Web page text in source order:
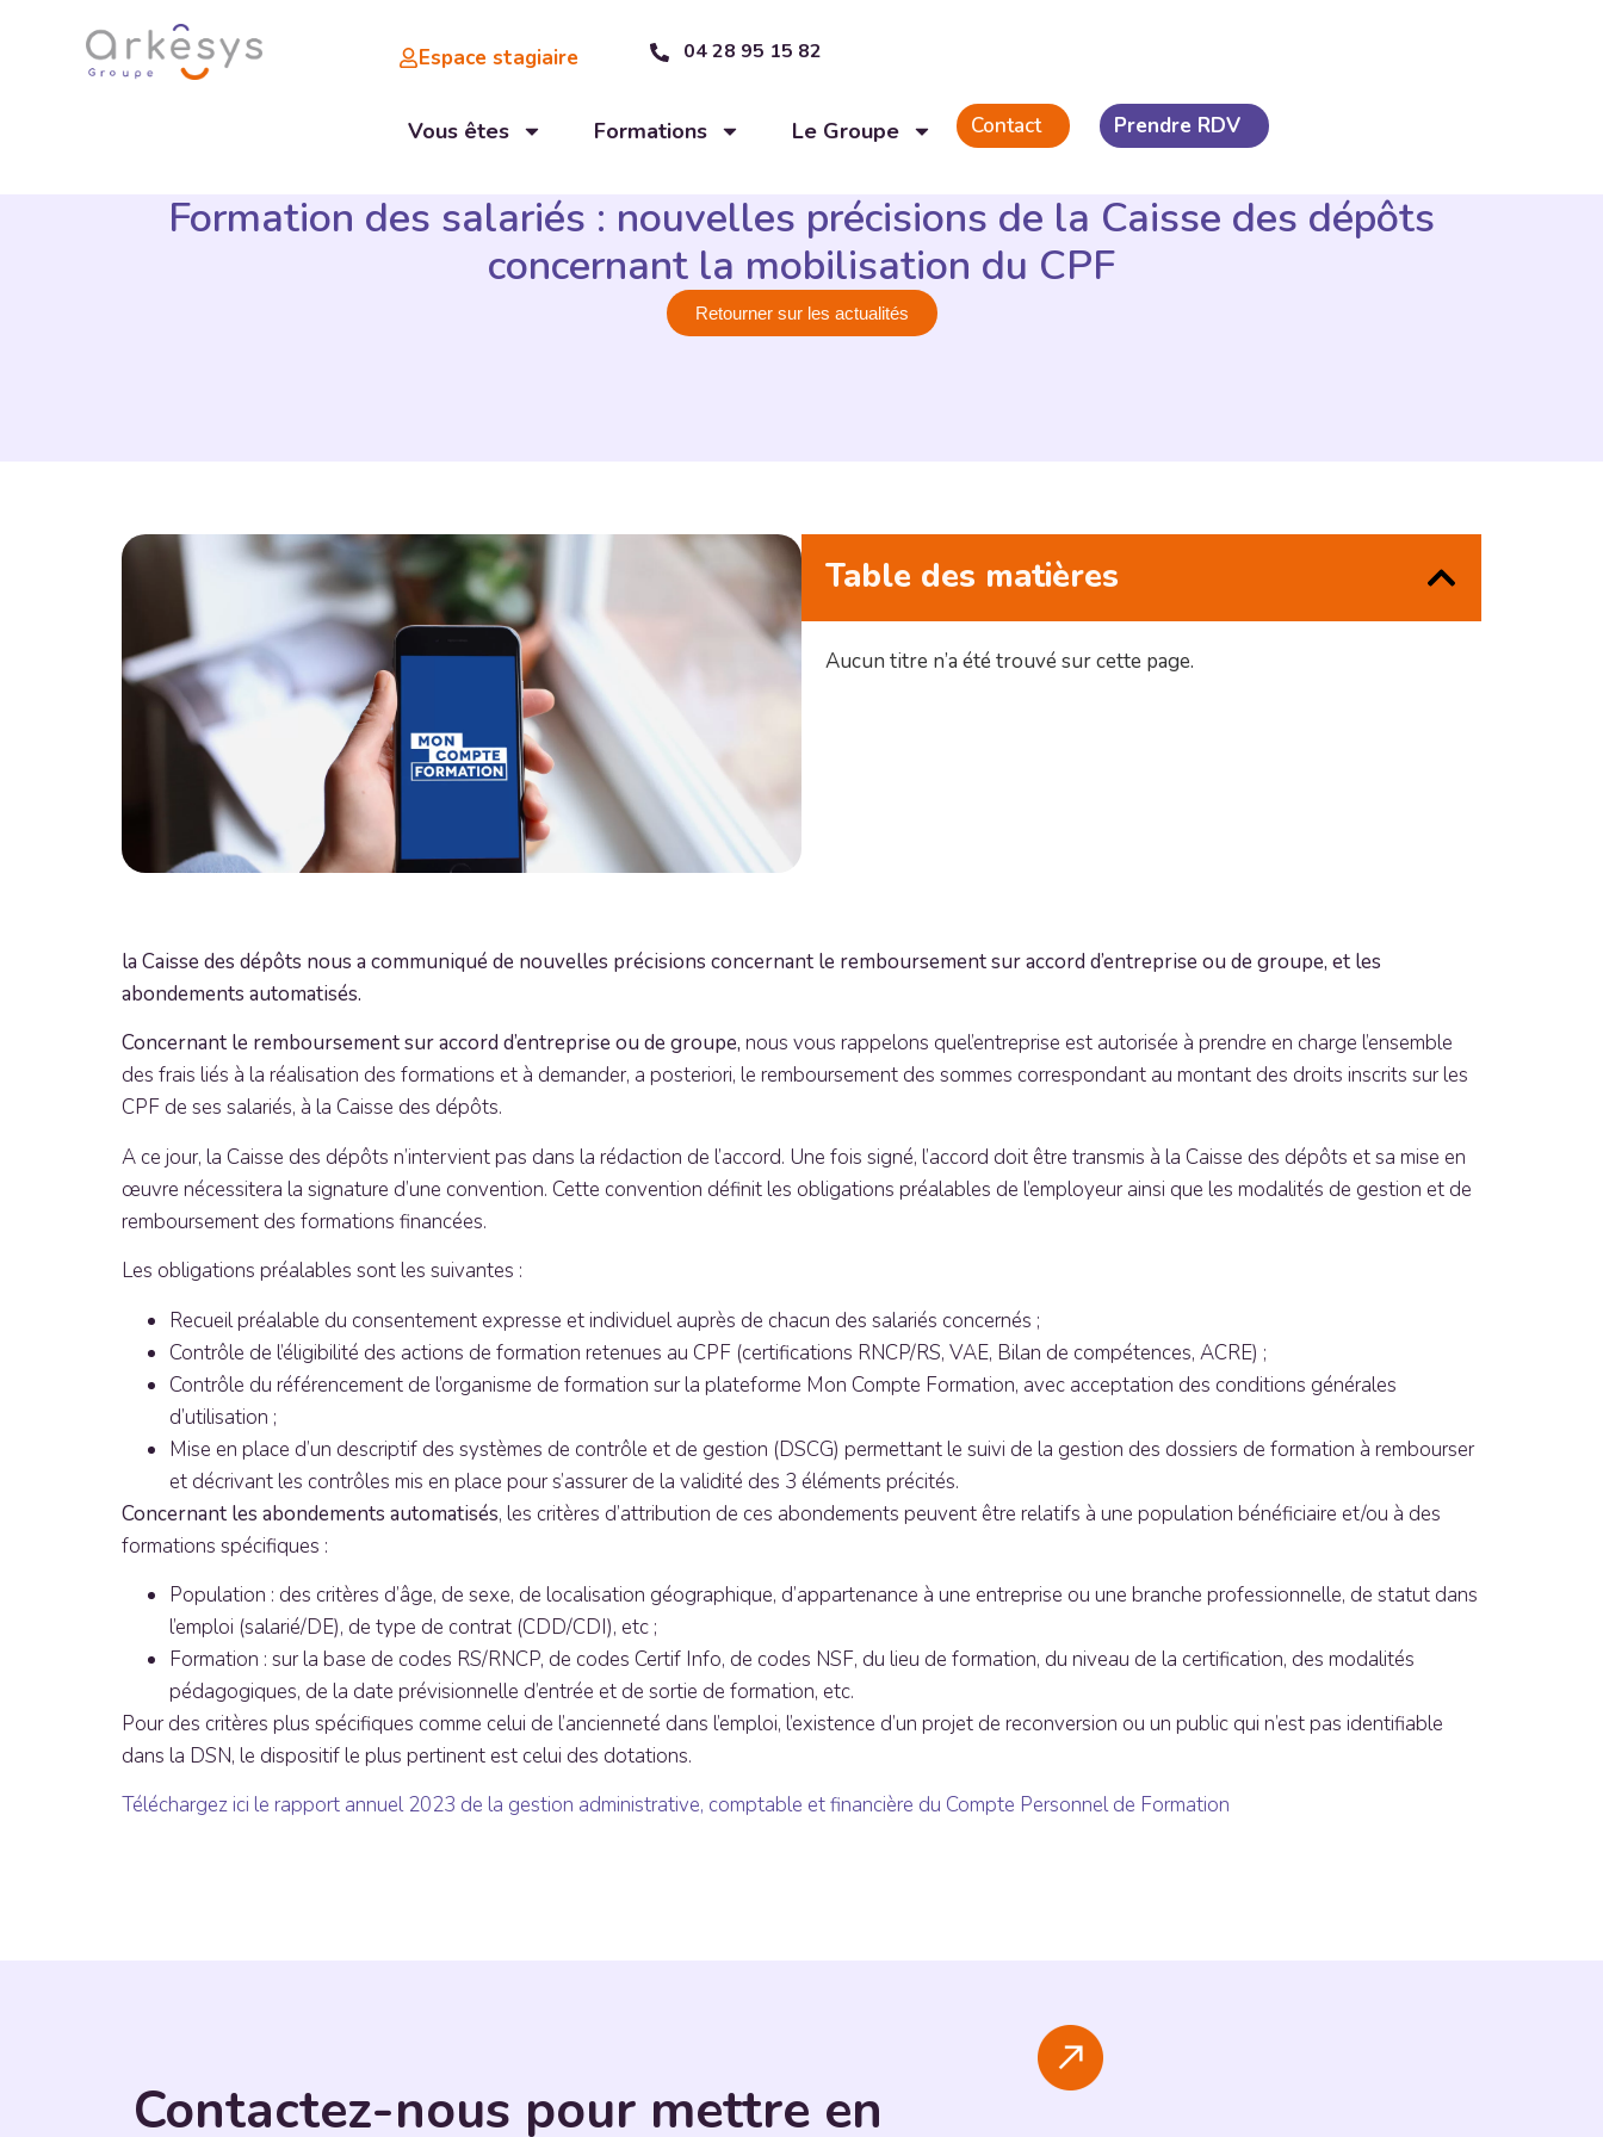
Espace stagiaire 04 28 95 15 82
Vous êtes Formations Le Groupe Contact Prendre RDV
Formation des salariés : nouvelles précisions de la Caisse des dépôts
concernant la mobilisation du CPF
Retourner sur les actualités
Table des matières
Aucun titre n’a été trouvé sur cette page.
la Caisse des dépôts nous a communiqué de nouvelles précisions concernant le remboursement sur accord d’entreprise ou de groupe, et les
abondements automatisés.
Concernant le remboursement sur accord d’entreprise ou de groupe, nous vous rappelons quel’entreprise est autorisée à prendre en charge l’ensemble
des frais liés à la réalisation des formations et à demander, a posteriori, le remboursement des sommes correspondant au montant des droits inscrits sur les
CPF de ses salariés, à la Caisse des dépôts.
A ce jour, la Caisse des dépôts n’intervient pas dans la rédaction de l’accord. Une fois signé, l’accord doit être transmis à la Caisse des dépôts et sa mise en
œuvre nécessitera la signature d’une convention. Cette convention définit les obligations préalables de l’employeur ainsi que les modalités de gestion et de
remboursement des formations financées.
Les obligations préalables sont les suivantes :
Recueil préalable du consentement expresse et individuel auprès de chacun des salariés concernés ;
Contrôle de l’éligibilité des actions de formation retenues au CPF (certifications RNCP/RS, VAE, Bilan de compétences, ACRE) ;
Contrôle du référencement de l’organisme de formation sur la plateforme Mon Compte Formation, avec acceptation des conditions générales
d’utilisation ;
Mise en place d’un descriptif des systèmes de contrôle et de gestion (DSCG) permettant le suivi de la gestion des dossiers de formation à rembourser
et décrivant les contrôles mis en place pour s’assurer de la validité des 3 éléments précités.
Concernant les abondements automatisés, les critères d’attribution de ces abondements peuvent être relatifs à une population bénéficiaire et/ou à des
formations spécifiques :
Population : des critères d’âge, de sexe, de localisation géographique, d’appartenance à une entreprise ou une branche professionnelle, de statut dans
l’emploi (salarié/DE), de type de contrat (CDD/CDI), etc ;
Formation : sur la base de codes RS/RNCP, de codes Certif Info, de codes NSF, du lieu de formation, du niveau de la certification, des modalités
pédagogiques, de la date prévisionnelle d’entrée et de sortie de formation, etc.
Pour des critères plus spécifiques comme celui de l’ancienneté dans l’emploi, l’existence d’un projet de reconversion ou un public qui n’est pas identifiable
dans la DSN, le dispositif le plus pertinent est celui des dotations.
Téléchargez ici le rapport annuel 2023 de la gestion administrative, comptable et financière du Compte Personnel de Formation
Contactez-nous pour mettre en